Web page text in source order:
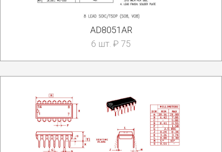
AD8051AR
6 шт. ₽ 75